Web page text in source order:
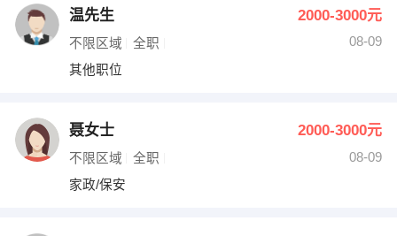
温先生 2000-3000元
不限区域 全职
08-09
其他职位
聂女士 2000-3000元
不限区域 全职
08-09
家政/保安